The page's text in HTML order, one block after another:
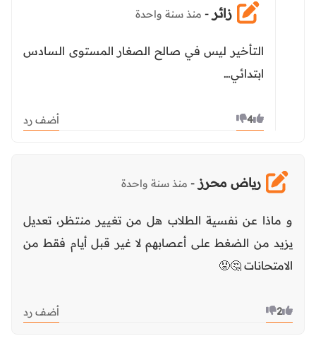
زائر - منذ سنة واحدة
التأخير ليس في صالح الصغار المستوى السادس
ابتدائي…
4 أضف رد
رياض محرز - منذ سنة واحدة
و ماذا عن نفسية الطلاب هل من تغيير منتظر، تعديل
يزيد من الضغط على أعصابهم لا غير قبل أيام فقط من
الامتحانات 🤔😡
2 أضف رد